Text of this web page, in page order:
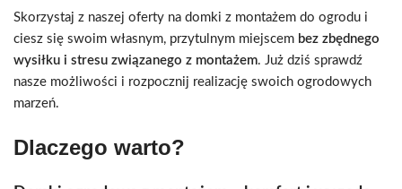
Skorzystaj z naszej oferty na domki z montażem do ogrodu i
ciesz się swoim własnym, przytulnym miejscem bez zbędnego
wysiłku i stresu związanego z montażem. Już dziś sprawdź
nasze możliwości i rozpocznij realizację swoich ogrodowych
marzeń.
Dlaczego warto?